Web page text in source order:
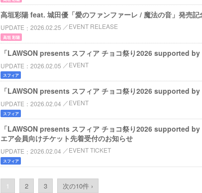
高垣彩陽 feat. 城田優「愛のファンファーレ / 魔法の音」発売
UPDATE 2026.02.25 EVENT RELEASE
高垣 彩陽
「LAWSON presents スフィア チョコ祭り2026 supported by
UPDATE 2026.02.05 EVENT
スフィア
「LAWSON presents スフィア チョコ祭り2026 supported by
UPDATE 2026.02.04 EVENT
スフィア
「LAWSON presents スフィア チョコ祭り2026 supported
エア会員向けチケット先着受付のお知らせ
UPDATE 2026.02.04 EVENT TICKET
スフィア
1 2 3 次の10件 ›